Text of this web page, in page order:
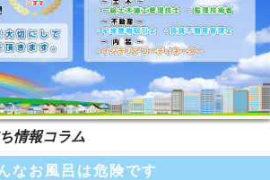
情報コラム
なお風呂は危険です